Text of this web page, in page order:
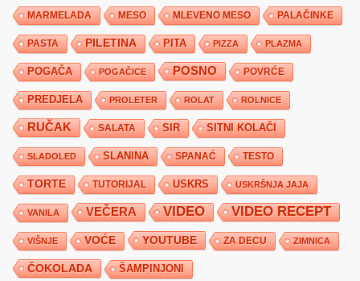
MARMELADA MESO MLEVENO MESO PALAČINKE
PASTA PILETINA PITA PIZZA PLAZMA
POGAČA POGAČICE POSNO POVRĆE
PREDJELA PROLETER ROLAT ROLNICE
RUČAK SALATA SIR SITNI KOLAČI
SLADOLED SLANINA SPANAĆ TESTO
TORTE TUTORIJAL USKRS USKRŠNJA JAJA
VANILA VEČERA VIDEO VIDEO RECEPT
VIŠNJE VOĆE YOUTUBE ZA DECU ZIMNICA
ČOKOLADA ŠAMPINJONI